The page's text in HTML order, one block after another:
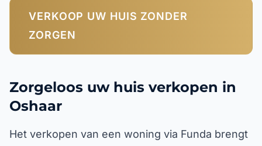
VERKOOP UW HUIS ZONDER
ZORGEN
Zorgeloos uw huis verkopen in
Oshaar
Het verkopen van een woning via Funda brengt